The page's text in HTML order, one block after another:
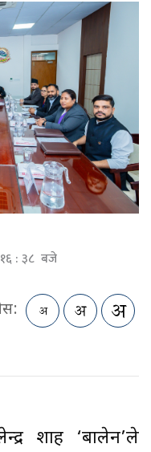
: ३८ बजे
शाह ‘बालेन’ले